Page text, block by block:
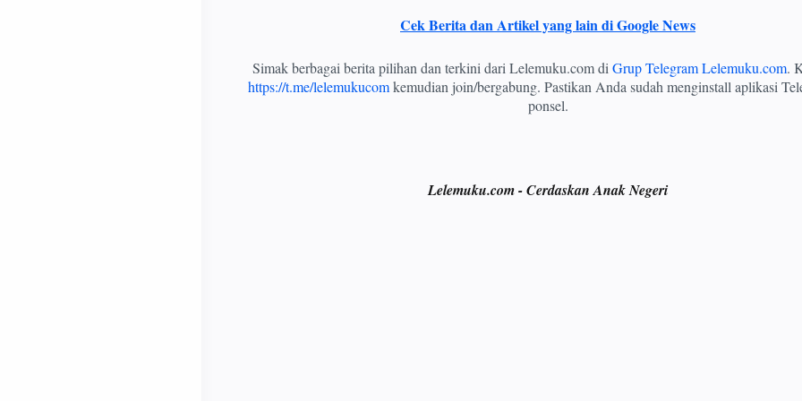
Cek Berita dan Artikel yang lain di Google News
Simak berbagai berita pilihan dan terkini dari Lelemuku.com diGrup Telegram Lelemuku.com.
https://t.me/lelemukucomkemudian join/bergabung. Pastikan Anda sudah menginstall aplikasi
ponsel.
Lelemuku.com - Cerdaskan Anak Negeri